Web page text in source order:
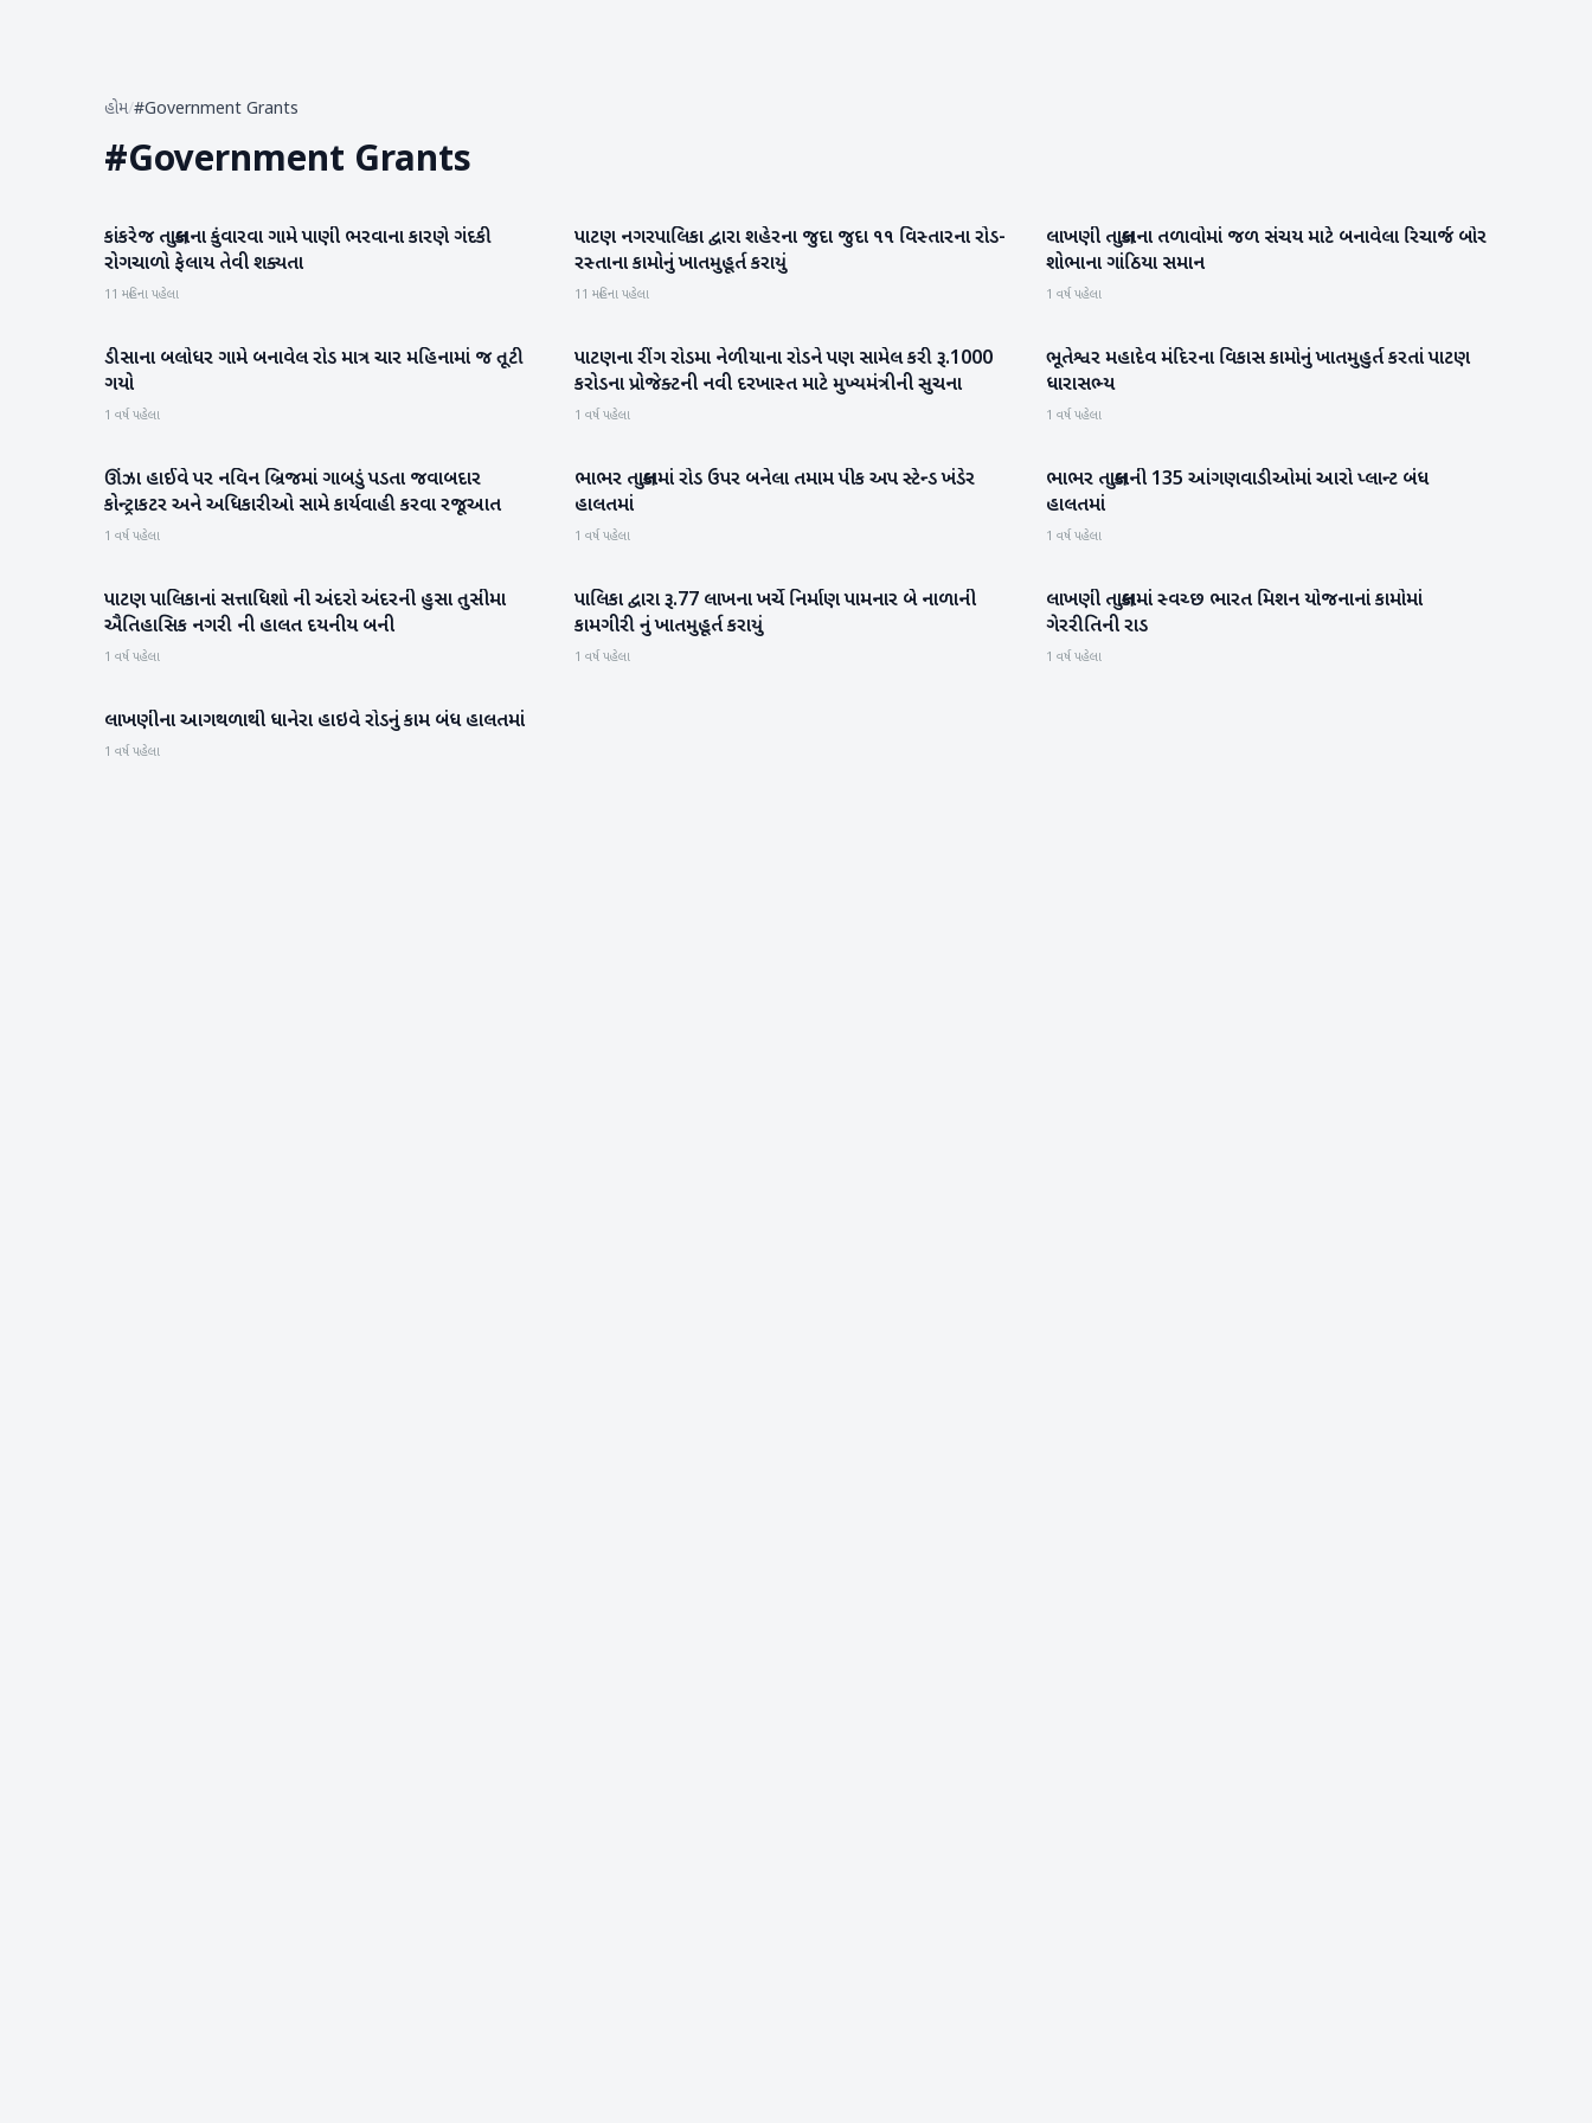
હોમ/#Government Grants
#Government Grants
બનાસકાંઠા
કાંકરેજ તાલુકાના કુંવારવા ગામે પાણી ભરવાના કારણે ગંદકી
રોગચાળો ફેલાય તેવી શક્યતા
11 મહિના પહેલા
પાટણ
પાટણ નગરપાલિકા દ્વારા શહેરના જુદા જુદા ૧૧ વિસ્તારના રોડ-
રસ્તાના કામોનું ખાતમુહૂર્ત કરાયું
11 મહિના પહેલા
બનાસકાંઠા
લાખણી તાલુકાના તળાવોમાં જળ સંચય માટે બનાવેલા રિચાર્જ બોર
શોભાના ગાંઠિયા સમાન
1 વર્ષ પહેલા
બનાસકાંઠા
ડીસાના બલોધર ગામે બનાવેલ રોડ માત્ર ચાર મહિનામાં જ તૂટી
ગયો
1 વર્ષ પહેલા
પાટણ
પાટણના રીંગ રોડમા નેળીયાના રોડને પણ સામેલ કરી રૂ.1000
કરોડના પ્રોજેક્ટની નવી દરખાસ્ત માટે મુખ્યમંત્રીની સુચના
1 વર્ષ પહેલા
પાટણ
ભૂતેશ્વર મહાદેવ મંદિરના વિકાસ કામોનું ખાતમુહુર્ત કરતાં પાટણ
ધારાસભ્ય
1 વર્ષ પહેલા
મહેસાણા
ઊંઝા હાઈવે પર નવિન બ્રિજમાં ગાબડું પડતા જવાબદાર
કોન્ટ્રાકટર અને અધિકારીઓ સામે કાર્યવાહી કરવા રજૂઆત
1 વર્ષ પહેલા
બનાસકાંઠા
ભાભર તાલુકામાં રોડ ઉપર બનેલા તમામ પીક અપ સ્ટેન્ડ ખંડેર
હાલતમાં
1 વર્ષ પહેલા
બનાસકાંઠા
ભાભર તાલુકાની 135 આંગણવાડીઓમાં આરો પ્લાન્ટ બંધ
હાલતમાં
1 વર્ષ પહેલા
પાટણ
પાટણ પાલિકાનાં સત્તાધિશો ની અંદરો અંદરની હુસા તુસીમા
ઐતિહાસિક નગરી ની હાલત દયનીય બની
1 વર્ષ પહેલા
પાટણ
પાલિકા દ્વારા રૂ.77 લાખના ખર્ચે નિર્માણ પામનાર બે નાળાની
કામગીરી નું ખાતમુહૂર્ત કરાયું
1 વર્ષ પહેલા
બનાસકાંઠા
લાખણી તાલુકામાં સ્વચ્છ ભારત મિશન યોજનાનાં કામોમાં
ગેરરીતિની રાડ
1 વર્ષ પહેલા
બનાસકાંઠા
લાખણીના આગથળાથી ધાનેરા હાઇવે રોડનું કામ બંધ હાલતમાં
1 વર્ષ પહેલા